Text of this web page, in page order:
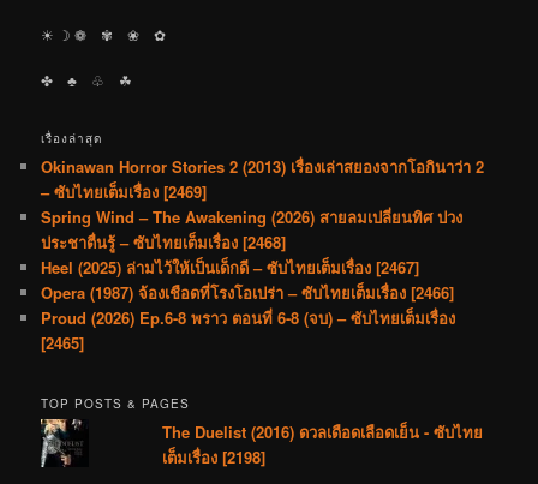
☀︎ ☽ ❁ ✾ ❀ ✿
✤ ♣︎ ♧ ☘︎
เรื่องล่าสุด
Okinawan Horror Stories 2 (2013) เรื่องเล่าสยองจากโอกินาว่า 2
– ซับไทยเต็มเรื่อง [2469]
Spring Wind – The Awakening (2026) สายลมเปลี่ยนทิศ ปวง
ประชาตื่นรู้ – ซับไทยเต็มเรื่อง [2468]
Heel (2025) ล่ามไว้ให้เป็นเด็กดี – ซับไทยเต็มเรื่อง [2467]
Opera (1987) จ้องเชือดที่โรงโอเปร่า – ซับไทยเต็มเรื่อง [2466]
Proud (2026) Ep.6-8 พราว ตอนที่ 6-8 (จบ) – ซับไทยเต็มเรื่อง
[2465]
TOP POSTS & PAGES
The Duelist (2016) ดวลเดือดเลือดเย็น - ซับไทย
เต็มเรื่อง [2198]